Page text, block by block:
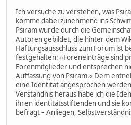
Ich versuche zu verstehen, was
komme dabei zunehmend ins
Psiram würde durch die
Autoren gebildet, die hinter dem
Haftungsausschluss zum Forum ist
festgehalten: »Foreneinträge sind
Forenmitglieder und entsprechen
Auffassung von Psiram.« Dem
eine Identität angesprochen
Verständnis heraus habe ich die
ihren identitätsstiftenden und sie
befragt – Anliegen,